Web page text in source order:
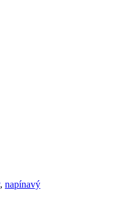
, napínavý